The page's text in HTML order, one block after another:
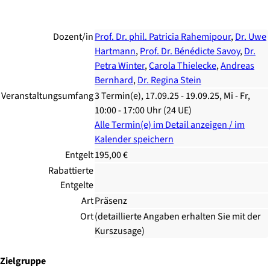
Dozent/inProf. Dr. phil. Patricia Rahemipour,Dr. Uwe
Hartmann,Prof. Dr. Bénédicte Savoy,Dr.
Petra Winter,Carola Thielecke,Andreas
Bernhard,Dr. Regina Stein
Veranstaltungsumfang3 Termin(e), 17.09.25 - 19.09.25, Mi - Fr,
10:00 - 17:00 Uhr (24 UE)
Alle Termin(e) im Detail anzeigen / im
Kalender speichern
Entgelt195,00 €
Rabattierte
Entgelte
ArtPräsenz
Ort(detaillierte Angaben erhalten Sie mit der
Kurszusage)
Zielgruppe